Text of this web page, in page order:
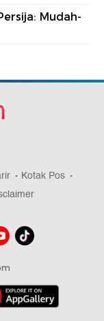
Mudah-
Kotak Pos